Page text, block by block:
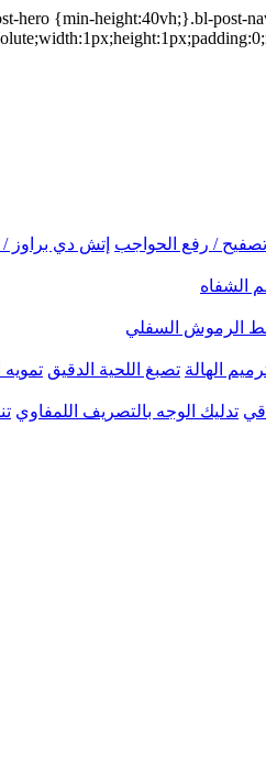
hero {min-height:40vh;}.bl-
تصفيح / رفع الحواجب إتش دي براوز /
الشفاه
الرموش السفلي
الهالة تصبغ اللحية الدقيق تمويه
تدليك الوجه بالتصريف اللمفاوي